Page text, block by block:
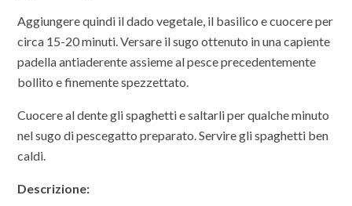
Aggiungere quindi il dado vegetale, il basilico e cuocere per
circa 15-20 minuti. Versare il sugo ottenuto in una capiente
padella antiaderente assieme al pesce precedentemente
bollito e finemente spezzettato.
Cuocere al dente gli spaghetti e saltarli per qualche minuto
nel sugo di pescegatto preparato. Servire gli spaghetti ben
caldi.
Descrizione: